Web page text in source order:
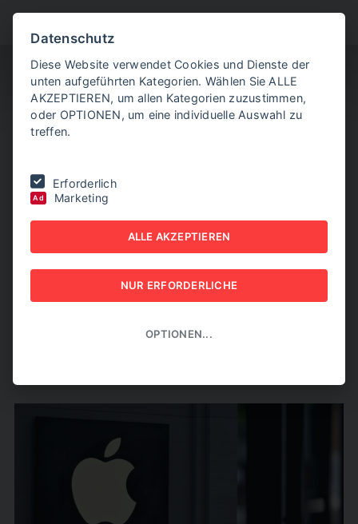
"Garage" - Großes Apple-Museum eröffnet
50 JAHRE NACH DER
"GARAGE" - GROSSES A
PPLE-MUSEUM E
Datenschutz
Diese Website verwendet Cookies und Dienste der
unten aufgeführten Kategorien. Wählen Sie ALLE
AKZEPTIEREN, um allen Kategorien zuzustimmen,
oder OPTIONEN, um eine individuelle Auswahl zu
treffen.
Erforderlich
Ad Marketing
ALLE AKZEPTIEREN
NUR ERFORDERLICHE
OPTIONEN...